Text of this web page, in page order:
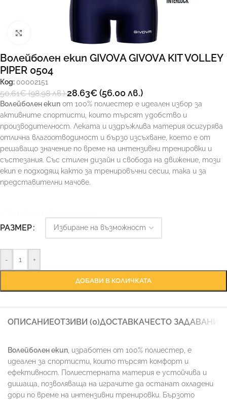
Волейболен екип GIVOVA GIVOVA KIT VOLLEY
PIPER 0504
Код: 00002151
50.61€(98.98 лв.)28.63€(56.00 лв.)
Волейболен екип от 100% полиестер е идеален избор за
активните спортисти, които търсят удобство и
производителност. Леката и издръжлива материя осигурява
отлична влагоотводимост и бързо изсъхване, което е от
решаващо значение по време на интензивни тренировки и
състезания. Със стилен дизайн и свобода на движение, този
екип е подходящ както за тренировъчни сесии, така и за
представителни мачове.
РАЗМЕР
- +
ДОБАВИ В КОЛИЧКАТА
ОПИСАНИЕОТЗИВИ (0)ДОСТАВКАЧЕСТО ЗАДАВАНИ
Волейболен екип , изработен от 100% полиестер, е
идеален за спортисти, които търсят комфорт и
ефективност. Полиестерната материя е устойчива и
дишаща, позволяваща на играчите да останат охладени
дори по време на интензивни тренировки. Бързото